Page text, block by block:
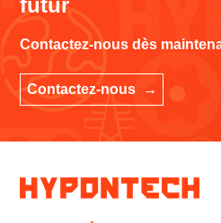
futur
Contactez-nous dès
Contactez-nous →